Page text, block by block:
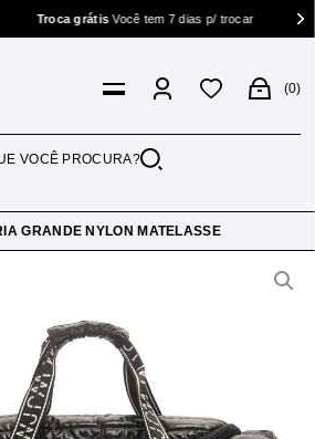
Troca grátisVocê tem 7 dias p/ trocar
0
GRANDE NYLON MATELASSE